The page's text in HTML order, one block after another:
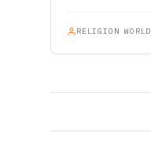
RELIGION WORLD